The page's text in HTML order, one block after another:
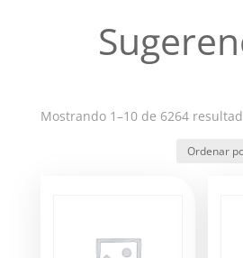
Mostrando 1–10 de 6264